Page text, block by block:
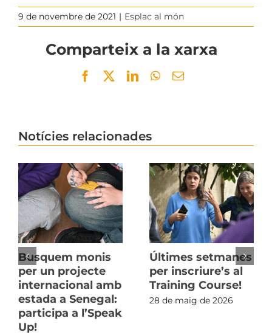
9 de novembre de 2021 | Esplac al món
Comparteix a la xarxa
Facebook
TwitterLinkedInWhatsApp
Email
Notícies relacionades
Busquem monis
per un projecte
internacional amb
estada a Senegal:
participa a l’Speak
Up!
Últimes setmanes
per inscriure’s al
Training Course!
28 de maig de 2026